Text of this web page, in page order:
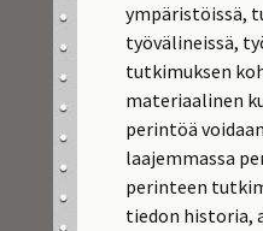
ympäristöissä,
työvälineissä,
tutkimuksen
materiaalinen
perintöä
laajemmassa
perinteen
tiedon historia,